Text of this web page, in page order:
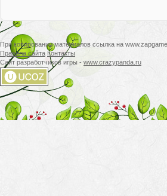
При копировании материалов ссылка на
Правила сайта Контакты
Сайт разработчиков игры - www.crazypanda.ru